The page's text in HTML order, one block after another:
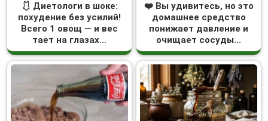
🩱 Диетологи в шоке:
похудение без усилий!
Всего 1 овощ — и вес
тает на глазах…
❤️ Вы удивитесь, но это
домашнее средство
понижает давление и
очищает сосуды...